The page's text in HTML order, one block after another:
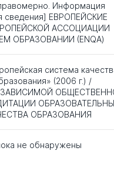
Информация
сведения] ЕВРОПЕЙСКИЕ
АССОЦИАЦИИ
ОБРАЗОВАНИИ (ENQA)
система
(2006 г.) /
ОБРАЗОВАНИЯ
не обнаружены